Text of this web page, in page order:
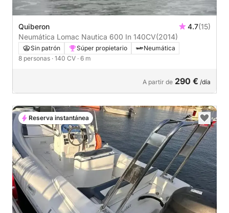
Quiberon 4.7(15)
Neumática Lomac Nautica 600 In 140CV(2014)
Sin patrón Súper propietario
Neumática
8 personas · 140 CV · 6 m
A partir de 290 € /día
Reserva instantánea